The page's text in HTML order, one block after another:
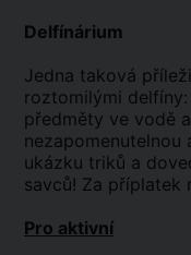
Delfínárium
Jedna taková
roztomilými
předměty ve vodě
ukázku triků a
savců! Za příplatek
Pro aktivní